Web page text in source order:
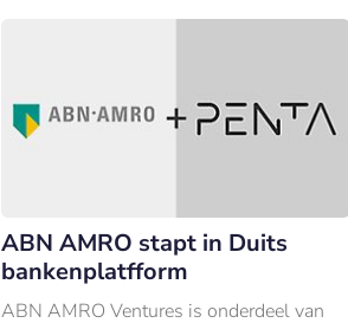
ABN AMRO stapt in Duits
bankenplatfform
ABN AMRO Ventures is onderdeel van